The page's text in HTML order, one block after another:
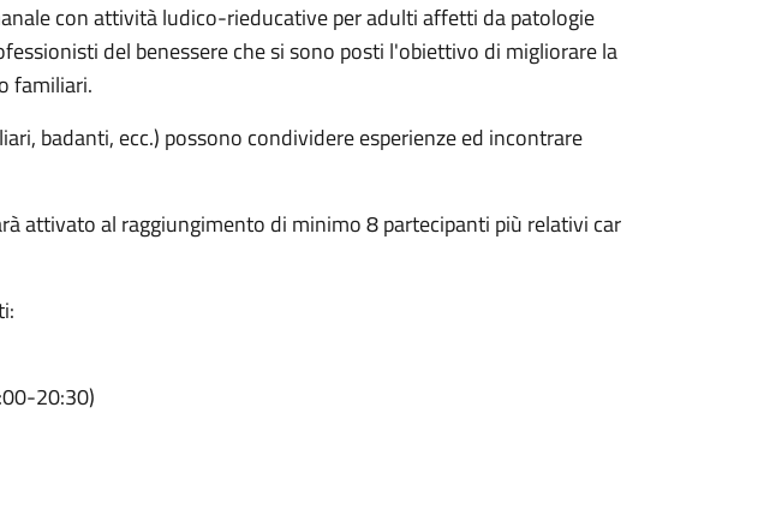
con attività ludico-rieducative per adulti affetti da patologie
del benessere che si sono posti l'obiettivo di migliorare la
familiari.
badanti, ecc.) possono condividere esperienze ed incontrare
attivato al raggiungimento di minimo 8 partecipanti più relativi car
20:30)